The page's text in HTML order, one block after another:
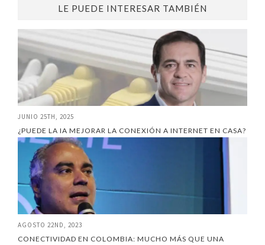
LE PUEDE INTERESAR TAMBIÉN
JUNIO 25TH, 2025
¿PUEDE LA IA MEJORAR LA CONEXIÓN A INTERNET EN CASA?
AGOSTO 22ND, 2023
CONECTIVIDAD EN COLOMBIA: MUCHO MÁS QUE UNA